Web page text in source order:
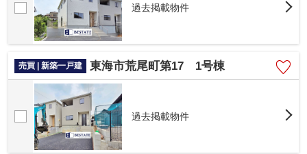
過去掲載物件
売買 | 新築一戸建 東海市荒尾町第17 1号棟
過去掲載物件